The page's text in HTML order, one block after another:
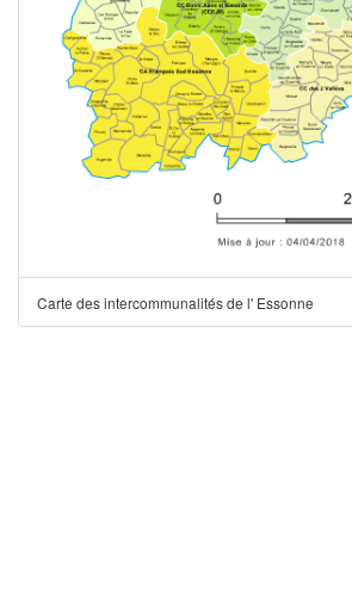
Carte des intercommunalités de l' Essonne